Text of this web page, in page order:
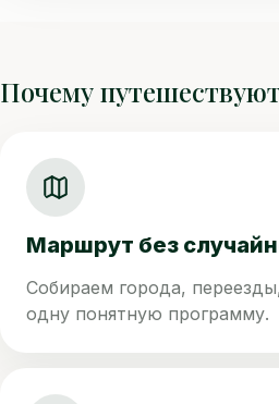
Почему
Маршрут без
Собираем города,
одну понятную программу.